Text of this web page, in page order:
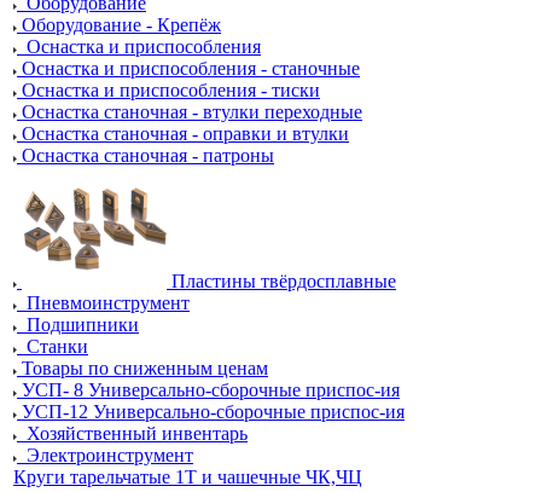
Оборудование - Крепёж
Оснастка и приспособления
Оснастка и приспособления - станочные
Оснастка и приспособления - тиски
Оснастка станочная - втулки переходные
Оснастка станочная - оправки и втулки
Оснастка станочная - патроны
Пластины твёрдосплавные
Пневмоинструмент
Подшипники
Станки
Товары по сниженным ценам
УСП- 8 Универсально-сборочные приспос-ия
УСП-12 Универсально-сборочные приспос-ия
Хозяйственный инвентарь
Электроинструмент
Круги тарельчатые 1Т и чашечные ЧК,ЧЦ